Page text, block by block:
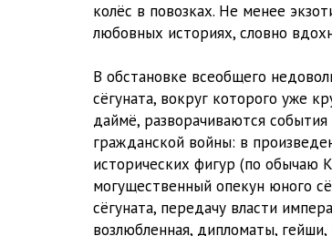
колёс в повозках. Не менее
любовных историях, словно
В обстановке всеобщего
сёгуната, вокруг которого уже
даймё, разворачиваются
гражданской войны: в
исторических фигур (по обычаю
могущественный опекун юного
сёгуната, передачу власти
возлюбленная, дипломаты,